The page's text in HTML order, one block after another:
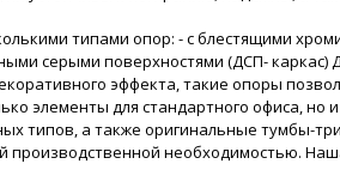
типами опор: - с блестящими
серыми поверхностями (ДСП- каркас)
эффекта, такие опоры
элементы для стандартного офиса, но и
типов, а также оригинальные тумбы-
производственной необходимостью.